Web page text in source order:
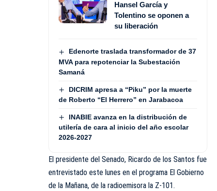
Hansel García y
Tolentino se oponen a
su liberación
Edenorte traslada transformador de 37
MVA para repotenciar la Subestación
Samaná
DICRIM apresa a “Piku” por la muerte
de Roberto “El Herrero” en Jarabacoa
INABIE avanza en la distribución de
utilería de cara al inicio del año escolar
2026-2027
El presidente del Senado, Ricardo de los Santos fue
entrevistado este lunes en el programa El Gobierno
de la Mañana, de la radioemisora la Z-101.